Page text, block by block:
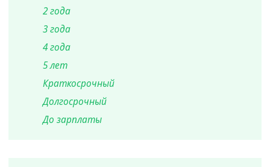
2 года
3 года
4 года
5 лет
Краткосрочный
Долгосрочный
До зарплаты